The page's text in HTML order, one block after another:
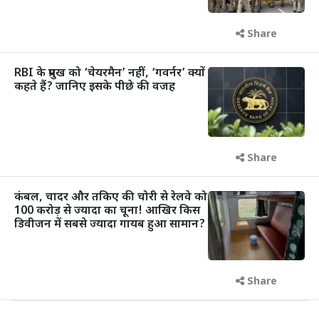
Share
RBI के प्रमुख को ‘चेयरमैन’ नहीं, ‘गवर्नर’ क्यों
कहते हैं? जानिए इसके पीछे की वजह
Share
कंबल, चादर और तकिए की चोरी से रेलवे को
100 करोड़ से ज्यादा का चूना! आखिर किस
डिवीजन में सबसे ज्यादा गायब हुआ सामान?
Share